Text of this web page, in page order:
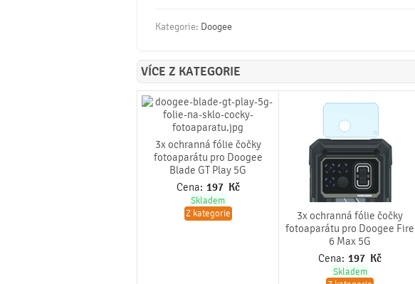
Kategorie: Doogee
VÍCE Z KATEGORIE
3x ochranná fólie čočky
fotoaparátu pro Doogee
Blade GT Play 5G
Cena: 197 Kč
Skladem
Z kategorie
3x ochranná fólie čočky
fotoaparátu pro Doogee Fire
6 Max 5G
Cena: 197 Kč
Skladem